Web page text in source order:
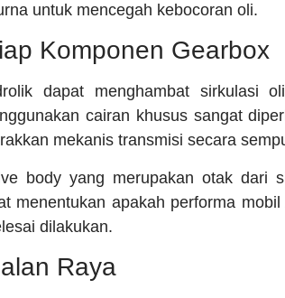
untuk mencegah kebocoran oli.
Komponen Gearbox
dapat menghambat sirkulasi
cairan khusus sangat
mekanis transmisi secara
body yang merupakan otak dari
menentukan apakah performa mobil
dilakukan.
Raya